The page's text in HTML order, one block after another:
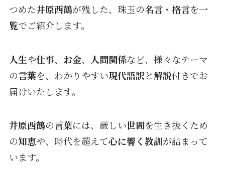
つめた井原西鶴が残した、珠玉の名言・ 格言を一
覧でご紹介します。
人生や仕事、 お金、 人間関係など、様々なテーマ
の言葉を、わかりやすい現代語訳と解説付きでお
届けいたします。
井原西鶴の言葉には、厳しい世間を生き抜くため
の知恵や、時代を超えて心に響く教訓が詰まって
います。